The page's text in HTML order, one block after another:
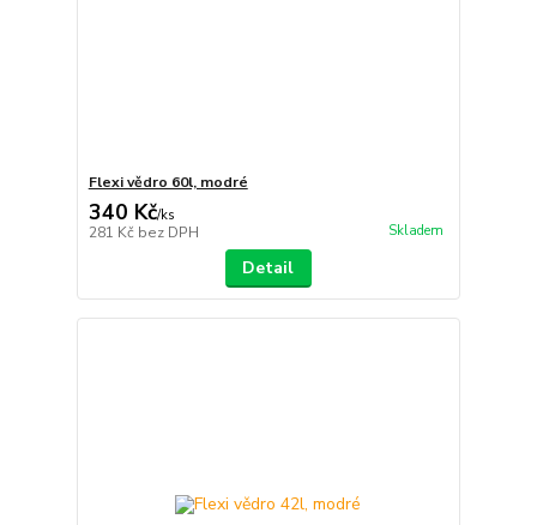
Flexi vědro 60l, modré
340 Kč/ks
281 Kč bez DPH Skladem
Detail